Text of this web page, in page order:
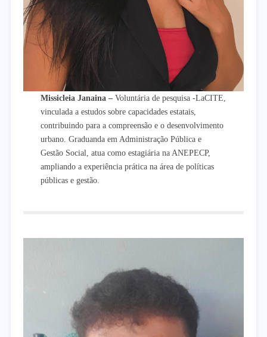
Missicleia Janaina –Voluntária de pesquisa -LaCITE,
vinculada a estudos sobre capacidades estatais,
contribuindo para a compreensão e o desenvolvimento
urbano. Graduanda em Administração Pública e
Gestão Social, atua como estagiária na ANEPECP,
ampliando a experiência prática na área de políticas
públicas e gestão.